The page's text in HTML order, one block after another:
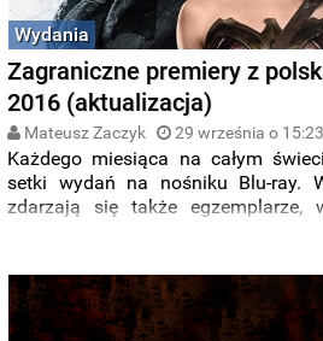
Wydania
Zagraniczne premiery z
2016 (aktualizacja)
Mateusz Zaczyk 29 września o 15:23
Każdego miesiąca na całym
setki wydań na nośniku Blu-ray.
zdarzają się także egzemplarze,
,
będziemy starać
takich wydań. Na początek
wydań, które ukazały w
możecie spodziewać się także listy